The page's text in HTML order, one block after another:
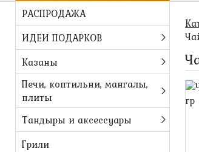
РАСПРОДАЖА
ИДЕИ ПОДАРКОВ
Казаны
Печи, коптильни, мангалы,
плиты
Тандыры и аксессуары
Грили